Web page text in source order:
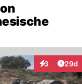
3
Interaktionen
29d